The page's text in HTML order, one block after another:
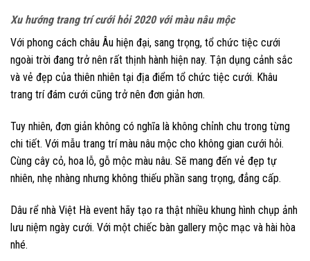
Xu hướng trang trí cưới hỏi 2020 với màu nâu mộc
Với phong cách châu Âu hiện đại, sang trọng, tổ chức tiệc cưới
ngoài trời đang trở nên rất thịnh hành hiện nay. Tận dụng cảnh sắc
và vẻ đẹp của thiên nhiên tại địa điểm tổ chức tiệc cưới. Khâu
trang trí đám cưới cũng trở nên đơn giản hơn.
Tuy nhiên, đơn giản không có nghĩa là không chỉnh chu trong từng
chi tiết. Với mẫu trang trí màu nâu mộc cho không gian cưới hỏi.
Cùng cây cỏ, hoa lỗ, gỗ mộc màu nâu. Sẽ mang đến vẻ đẹp tự
nhiên, nhẹ nhàng nhưng không thiếu phần sang trọng, đẳng cấp.
Dâu rể nhà Việt Hà event hãy tạo ra thật nhiều khung hình chụp ảnh
lưu niệm ngày cưới. Với một chiếc bàn gallery mộc mạc và hài hòa
nhé.